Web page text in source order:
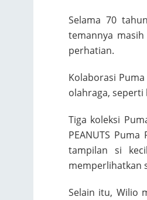
Selama 70
temannya
perhatian.
Kolaborasi
olahraga, seperti
Tiga koleksi
PEANUTS
tampilan si
memperlihatkan
Selain itu, Wilio